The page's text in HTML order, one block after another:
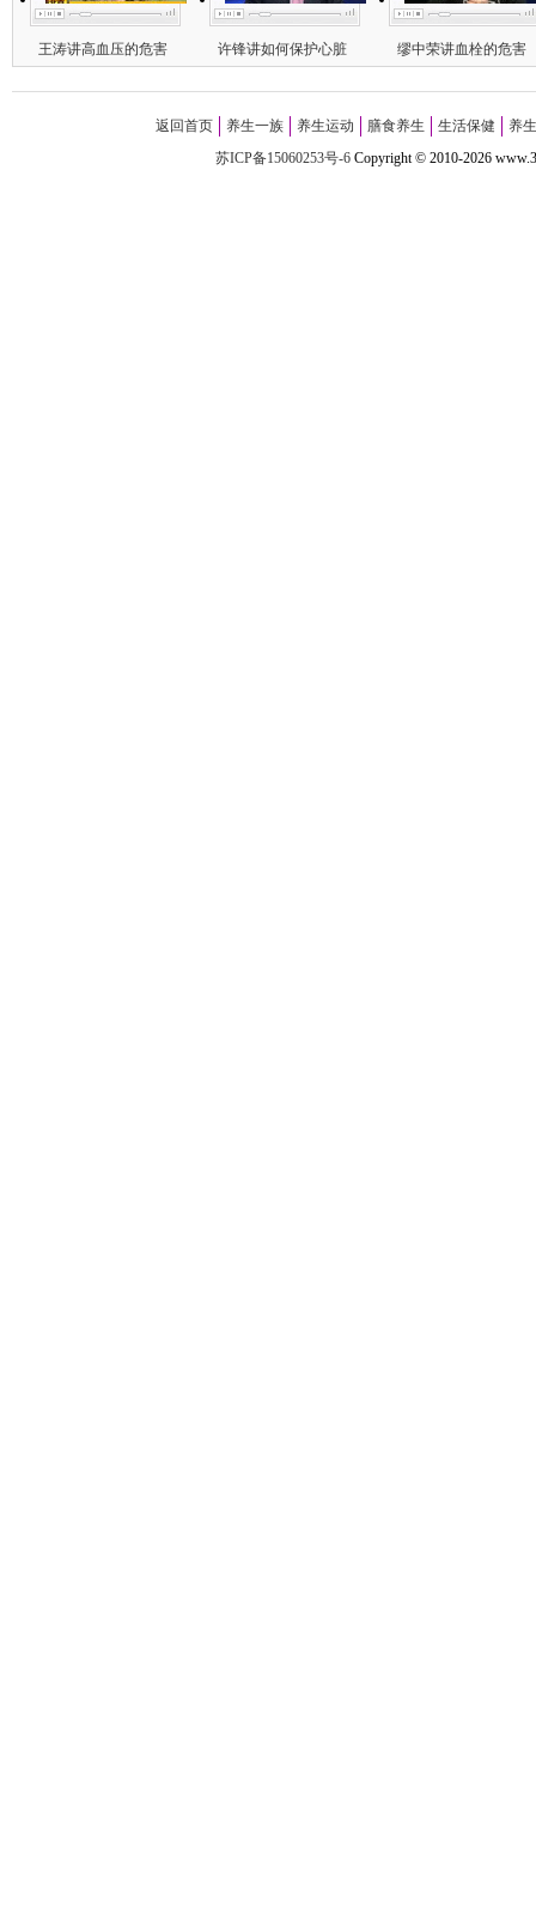
王涛讲高血压的危害 许锋讲如何保护心脏 缪中荣讲血栓的危害
返回首页 养生一族 养生运动 膳食养生 生活保健
养
苏ICP备15060253号-6Copyright©2010-2026